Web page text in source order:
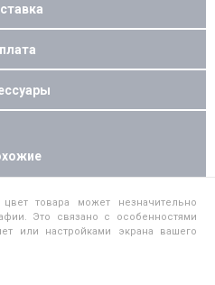
товара может незначительно
Это связано с особенностями
или настройками экрана вашего